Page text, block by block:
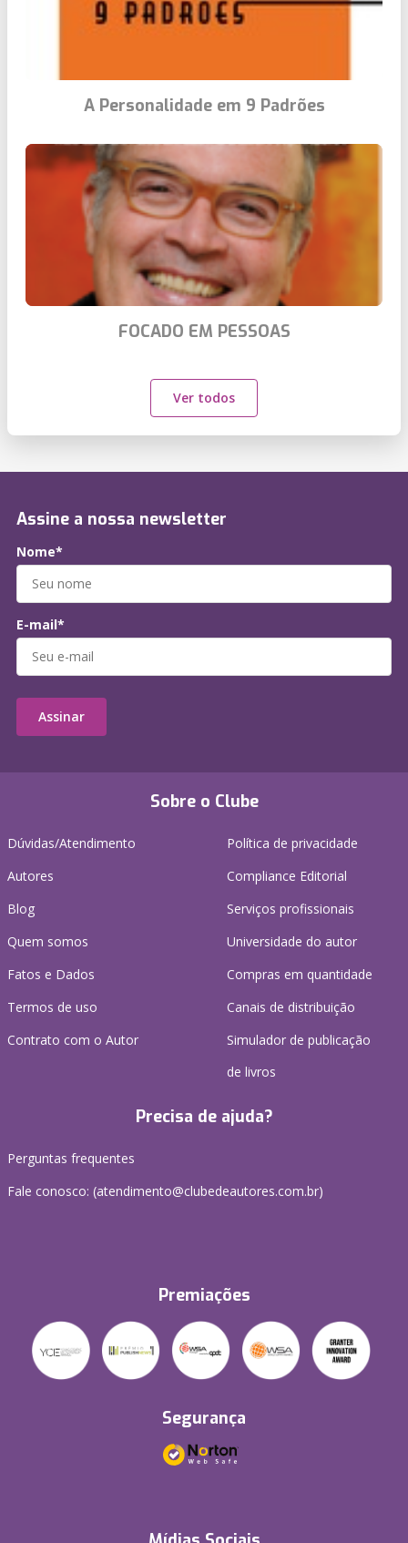
A Personalidade em 9 Padrões
FOCADO EM PESSOAS
Ver todos
Sobre o Clube
Dúvidas/Atendimento
Autores
Blog
Quem somos
Fatos e Dados
Termos de uso
Contrato com o Autor
Política de privacidade
Compliance Editorial
Serviços profissionais
Universidade do autor
Compras em quantidade
Canais de distribuição
Simulador de publicação
de livros
Precisa de ajuda?
Perguntas frequentes
Fale conosco: (atendimento@clubedeautores.com.br)
Premiações
Segurança
Assine a nossa newsletter
Nome*
E-mail*
Assinar